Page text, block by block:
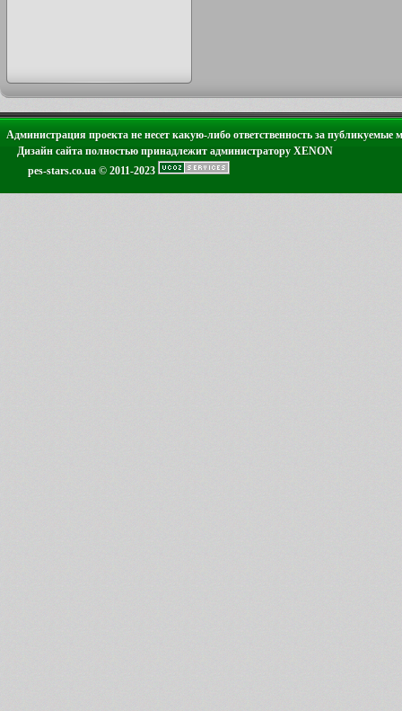
Администрация проекта не несет какую-либо ответственность за публикуемые
Дизайн сайта полностью принадлежит администратору XENON
pes-stars.co.ua © 2011-2023